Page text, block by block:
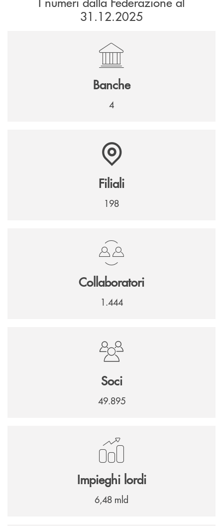
31.12.2025
Banche
4
Filiali
198
Collaboratori
1.444
Soci
49.895
Impieghi lordi
6,48 mld